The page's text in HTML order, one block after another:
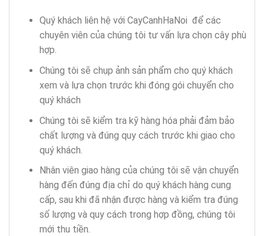
Quý khách liên hệ với CayCanhHaNoi để các
chuyên viên của chúng tôi tư vấn lựa chọn cây phù
hợp.
Chúng tôi sẽ chụp ảnh sản phẩm cho quý khách
xem và lựa chọn trước khi đóng gói chuyển cho
quý khách
Chúng tôi sẽ kiểm tra kỹ hàng hóa phải đảm bảo
chất lượng và đúng quy cách trước khi giao cho
quý khách.
Nhân viên giao hàng của chúng tôi sẽ vận chuyển
hàng đến đúng địa chỉ do quý khách hàng cung
cấp, sau khi đã nhận được hàng và kiểm tra đúng
số lượng và quy cách trong hợp đồng, chúng tôi
mới thu tiền.